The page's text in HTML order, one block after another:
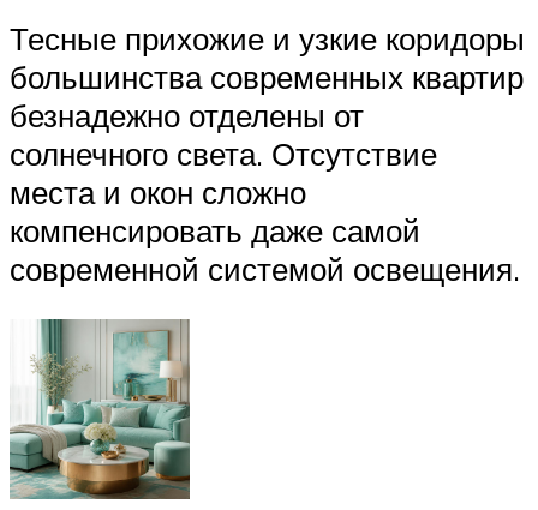
Тесные прихожие и узкие коридоры
большинства современных квартир
безнадежно отделены от
солнечного света. Отсутствие
места и окон сложно
компенсировать даже самой
современной системой освещения.